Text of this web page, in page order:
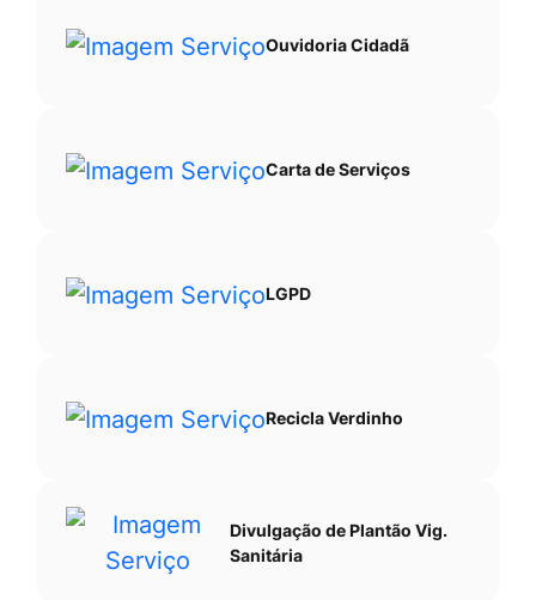
Ouvidoria Cidadã
Carta de Serviços
LGPD
Recicla Verdinho
Divulgação de Plantão Vig.
Sanitária